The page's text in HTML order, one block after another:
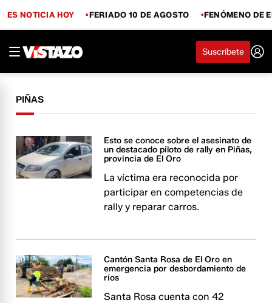
ES NOTICIA HOY FERIADO 10 DE AGOSTO FENÓMENO DE
Suscríbete
PIÑAS
Esto se conoce sobre el asesinato de
un destacado piloto de rally en Piñas,
provincia de El Oro
La víctima era reconocida por
participar en competencias de
rally y reparar carros.
Cantón Santa Rosa de El Oro en
emergencia por desbordamiento de
ríos
Santa Rosa cuenta con 42